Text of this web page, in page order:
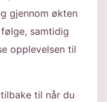
gjennom økten
samtidig
opplevelsen til
til når du